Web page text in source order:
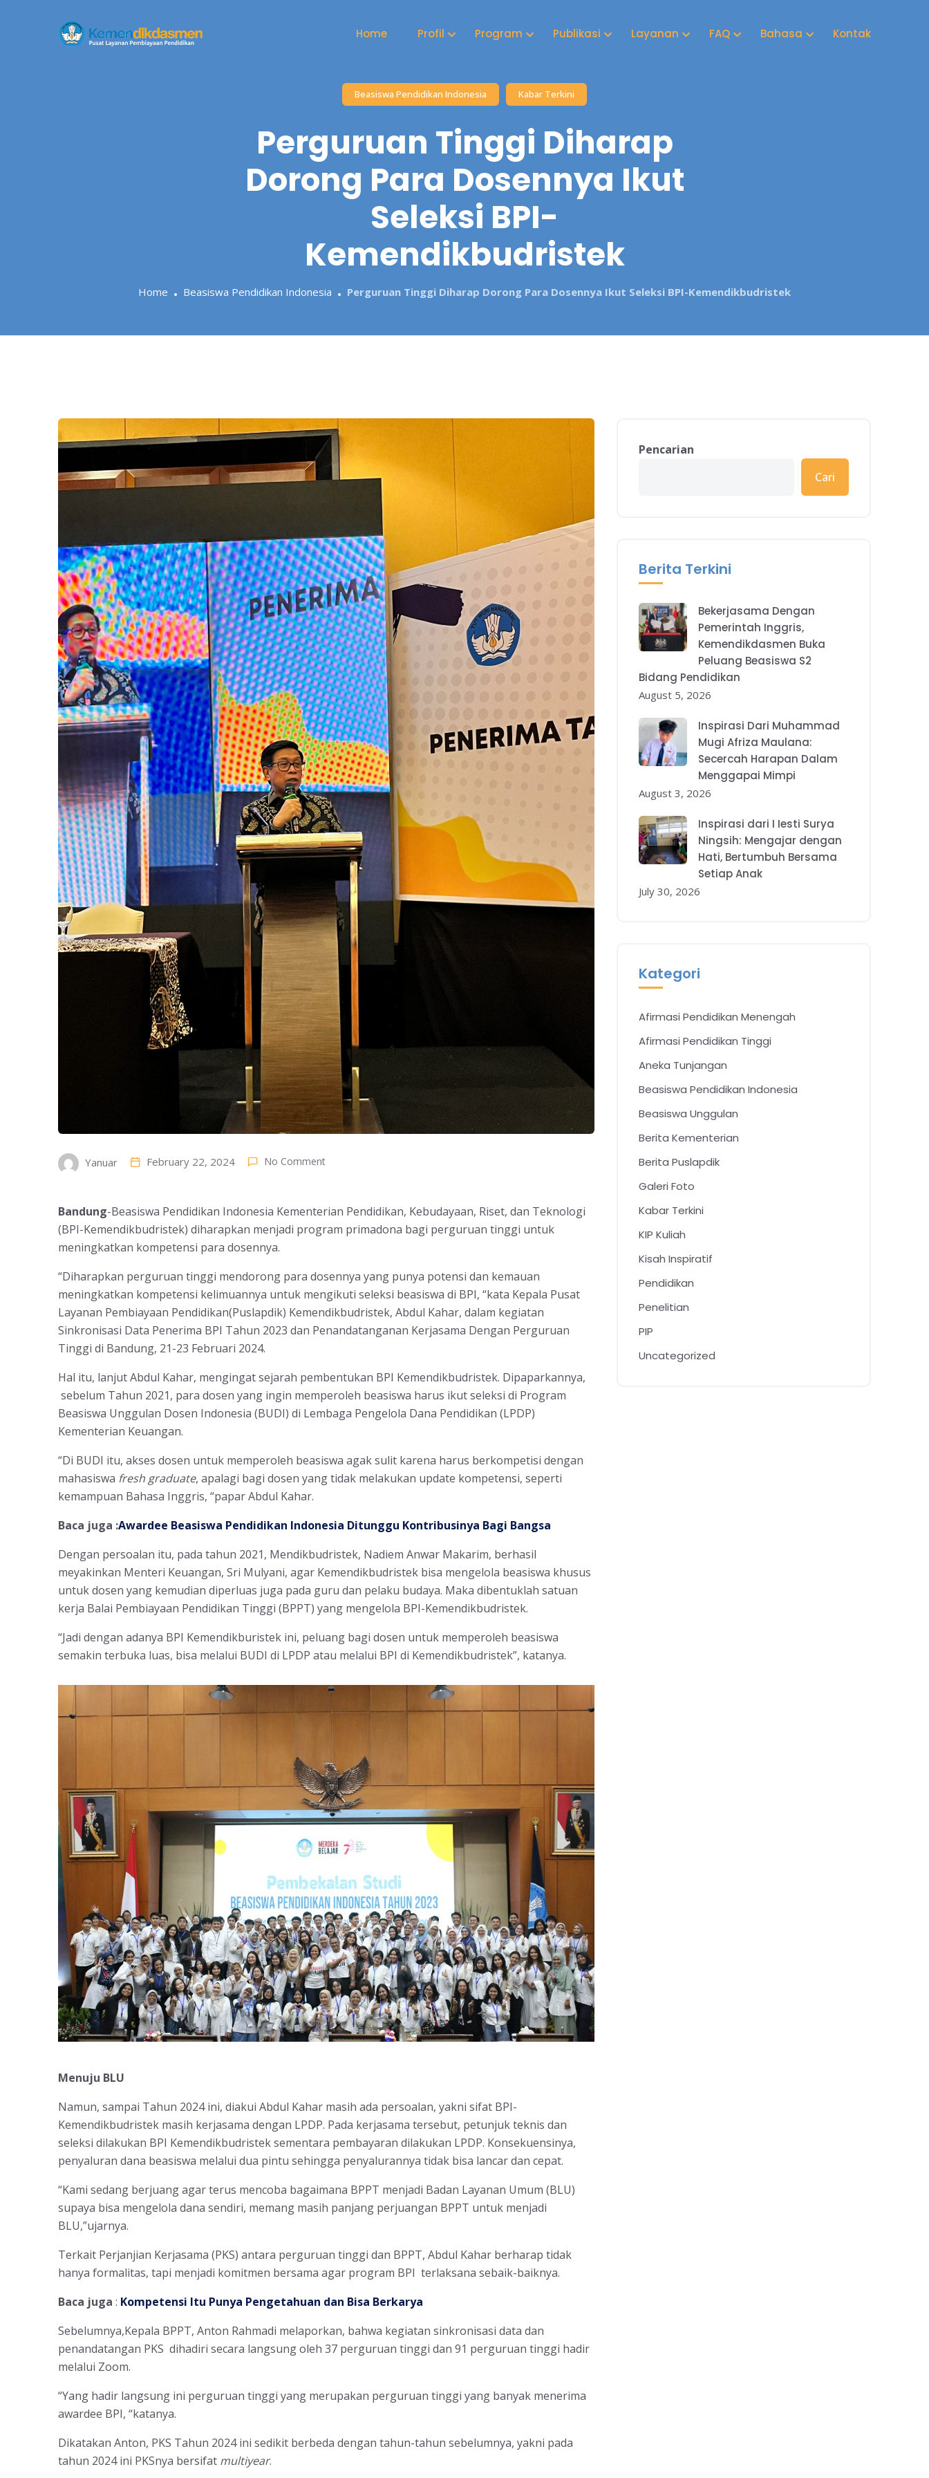
Home Profil Program Publikasi Layanan FAQ Bahasa Kontak
Beasiswa Pendidikan Indonesia Kabar Terkini
Perguruan Tinggi Diharap
Dorong Para Dosennya Ikut
Seleksi BPI-
Kemendikbudristek
Home Beasiswa Pendidikan Indonesia Perguruan Tinggi Diharap Dorong Para Dosennya Ikut Seleksi BPI-Kemendikbudristek
Yanuar February 22, 2024 No Comment
Bandung-Beasiswa Pendidikan Indonesia Kementerian Pendidikan, Kebudayaan, Riset, dan Teknologi
(BPI-Kemendikbudristek) diharapkan menjadi program primadona bagi perguruan tinggi untuk
meningkatkan kompetensi para dosennya.
“Diharapkan perguruan tinggi mendorong para dosennya yang punya potensi dan kemauan
meningkatkan kompetensi kelimuannya untuk mengikuti seleksi beasiswa di BPI, “kata Kepala Pusat
Layanan Pembiayaan Pendidikan(Puslapdik) Kemendikbudristek, Abdul Kahar, dalam kegiatan
Sinkronisasi Data Penerima BPI Tahun 2023 dan Penandatanganan Kerjasama Dengan Perguruan
Tinggi di Bandung, 21-23 Februari 2024.
Hal itu, lanjut Abdul Kahar, mengingat sejarah pembentukan BPI Kemendikbudristek. Dipaparkannya,
sebelum Tahun 2021, para dosen yang ingin memperoleh beasiswa harus ikut seleksi di Program
Beasiswa Unggulan Dosen Indonesia (BUDI) di Lembaga Pengelola Dana Pendidikan (LPDP)
Kementerian Keuangan.
“Di BUDI itu, akses dosen untuk memperoleh beasiswa agak sulit karena harus berkompetisi dengan
mahasiswa fresh graduate, apalagi bagi dosen yang tidak melakukan update kompetensi, seperti
kemampuan Bahasa Inggris, “papar Abdul Kahar.
Baca juga :Awardee Beasiswa Pendidikan Indonesia Ditunggu Kontribusinya Bagi Bangsa
Dengan persoalan itu, pada tahun 2021, Mendikbudristek, Nadiem Anwar Makarim, berhasil
meyakinkan Menteri Keuangan, Sri Mulyani, agar Kemendikbudristek bisa mengelola beasiswa khusus
untuk dosen yang kemudian diperluas juga pada guru dan pelaku budaya. Maka dibentuklah satuan
kerja Balai Pembiayaan Pendidikan Tinggi (BPPT) yang mengelola BPI-Kemendikbudristek.
“Jadi dengan adanya BPI Kemendikburistek ini, peluang bagi dosen untuk memperoleh beasiswa
semakin terbuka luas, bisa melalui BUDI di LPDP atau melalui BPI di Kemendikbudristek”, katanya.
Menuju BLU
Namun, sampai Tahun 2024 ini, diakui Abdul Kahar masih ada persoalan, yakni sifat BPI-
Kemendikbudristek masih kerjasama dengan LPDP. Pada kerjasama tersebut, petunjuk teknis dan
seleksi dilakukan BPI Kemendikbudristek sementara pembayaran dilakukan LPDP. Konsekuensinya,
penyaluran dana beasiswa melalui dua pintu sehingga penyalurannya tidak bisa lancar dan cepat.
“Kami sedang berjuang agar terus mencoba bagaimana BPPT menjadi Badan Layanan Umum (BLU)
supaya bisa mengelola dana sendiri, memang masih panjang perjuangan BPPT untuk menjadi
BLU,”ujarnya.
Terkait Perjanjian Kerjasama (PKS) antara perguruan tinggi dan BPPT, Abdul Kahar berharap tidak
hanya formalitas, tapi menjadi komitmen bersama agar program BPI terlaksana sebaik-baiknya.
Baca juga : Kompetensi Itu Punya Pengetahuan dan Bisa Berkarya
Sebelumnya,Kepala BPPT, Anton Rahmadi melaporkan, bahwa kegiatan sinkronisasi data dan
penandatangan PKS dihadiri secara langsung oleh 37 perguruan tinggi dan 91 perguruan tinggi hadir
melalui Zoom.
“Yang hadir langsung ini perguruan tinggi yang merupakan perguruan tinggi yang banyak menerima
awardee BPI, “katanya.
Dikatakan Anton, PKS Tahun 2024 ini sedikit berbeda dengan tahun-tahun sebelumnya, yakni pada
tahun 2024 ini PKSnya bersifat multiyear.
Pencarian
Cari
Berita Terkini
Bekerjasama Dengan
Pemerintah Inggris,
Kemendikdasmen Buka
Peluang Beasiswa S2
Bidang Pendidikan
August 5, 2026
Inspirasi Dari Muhammad
Mugi Afriza Maulana:
Secercah Harapan Dalam
Menggapai Mimpi
August 3, 2026
Inspirasi dari I Iesti Surya
Ningsih: Mengajar dengan
Hati, Bertumbuh Bersama
Setiap Anak
July 30, 2026
Kategori
Afirmasi Pendidikan Menengah
Afirmasi Pendidikan Tinggi
Aneka Tunjangan
Beasiswa Pendidikan Indonesia
Beasiswa Unggulan
Berita Kementerian
Berita Puslapdik
Galeri Foto
Kabar Terkini
KIP Kuliah
Kisah Inspiratif
Pendidikan
Penelitian
PIP
Uncategorized